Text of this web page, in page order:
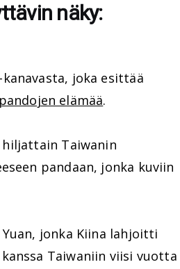
näky:
joka esittää
pandojen elämää.
Taiwanin
pandaan, jonka kuviin
jonka Kiina lahjoitti
Taiwaniin viisi vuotta